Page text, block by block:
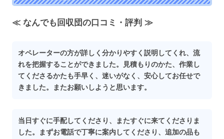
≪ なんでも回収団の口コミ・評判 ≫
オペレーターの方が詳しく分かりやすく説明してくれ、流
れを把握することができました。見積もりのかた、作業し
てくださるかたも手早く、迷いがなく、安心してお任せで
きました。またお願いしようと思います。
当日すぐに手配してくださり、またすぐに来てくださりま
した。まずお電話で丁寧に案内してくださり、追加の品も